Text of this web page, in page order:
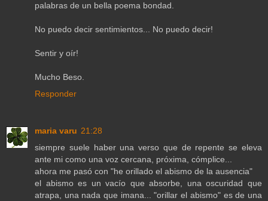
palabras de un bella poema bondad.
No puedo decir sentimientos... No puedo decir!
Sentir y oír!
Mucho Beso.
Responder
maria varu 21:28
siempre suele haber una verso que de repente se eleva
ante mi como una voz cercana, próxima, cómplice...
ahora me pasó con "he orillado el abismo de la ausencia"
el abismo es un vacío que absorbe, una oscuridad que
atrapa, una nada que imana... "orillar el abismo" es de una